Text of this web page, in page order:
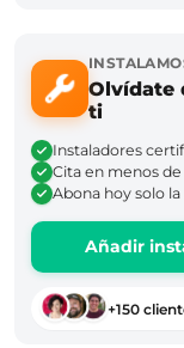
Olvídate
ti
Instaladores
Cita en menos
Abona hoy solo
Añadir
+150